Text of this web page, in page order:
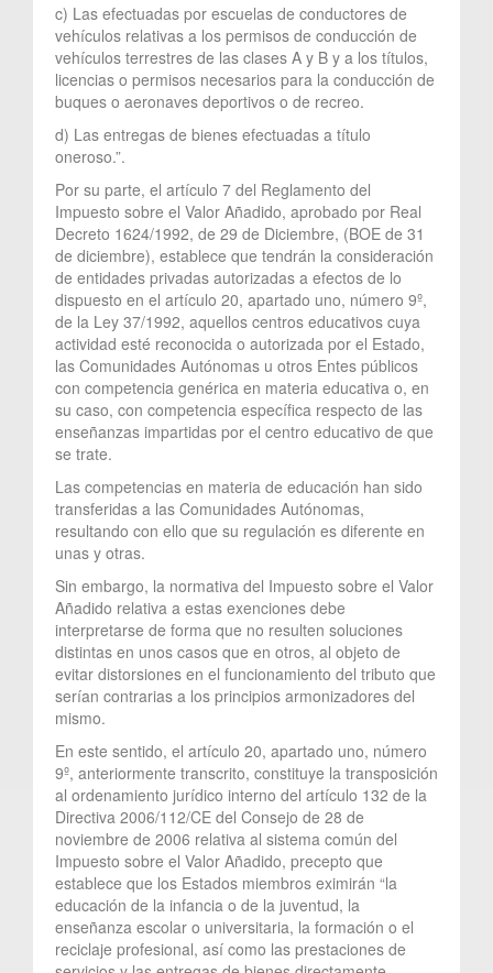
c) Las efectuadas por escuelas de conductores de
vehículos relativas a los permisos de conducción de
vehículos terrestres de las clases A y B y a los títulos,
licencias o permisos necesarios para la conducción de
buques o aeronaves deportivos o de recreo.
d) Las entregas de bienes efectuadas a título
oneroso.”.
Por su parte, el artículo 7 del Reglamento del
Impuesto sobre el Valor Añadido, aprobado por Real
Decreto 1624/1992, de 29 de Diciembre, (BOE de 31
de diciembre), establece que tendrán la consideración
de entidades privadas autorizadas a efectos de lo
dispuesto en el artículo 20, apartado uno, número 9º,
de la Ley 37/1992, aquellos centros educativos cuya
actividad esté reconocida o autorizada por el Estado,
las Comunidades Autónomas u otros Entes públicos
con competencia genérica en materia educativa o, en
su caso, con competencia específica respecto de las
enseñanzas impartidas por el centro educativo de que
se trate.
Las competencias en materia de educación han sido
transferidas a las Comunidades Autónomas,
resultando con ello que su regulación es diferente en
unas y otras.
Sin embargo, la normativa del Impuesto sobre el Valor
Añadido relativa a estas exenciones debe
interpretarse de forma que no resulten soluciones
distintas en unos casos que en otros, al objeto de
evitar distorsiones en el funcionamiento del tributo que
serían contrarias a los principios armonizadores del
mismo.
En este sentido, el artículo 20, apartado uno, número
9º, anteriormente transcrito, constituye la transposición
al ordenamiento jurídico interno del artículo 132 de la
Directiva 2006/112/CE del Consejo de 28 de
noviembre de 2006 relativa al sistema común del
Impuesto sobre el Valor Añadido, precepto que
establece que los Estados miembros eximirán “la
educación de la infancia o de la juventud, la
enseñanza escolar o universitaria, la formación o el
reciclaje profesional, así como las prestaciones de